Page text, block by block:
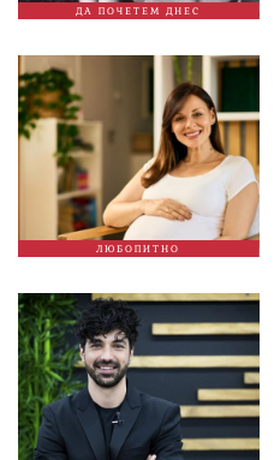
ДА ПОЧЕТЕМ ДНЕС
ЛЮБОПИТНО